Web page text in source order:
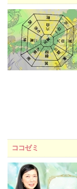
ココゼミ